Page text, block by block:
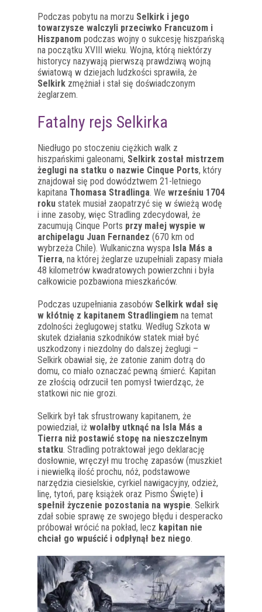
Podczas pobytu na morzu Selkirk i jego
towarzysze walczyli przeciwko Francuzom i
Hiszpanom podczas wojny o sukcesję hiszpańską
na początku XVIII wieku. Wojna, którą niektórzy
historycy nazywają pierwszą prawdziwą wojną
światową w dziejach ludzkości sprawiła, że
Selkirk zmężniał i stał się doświadczonym
żeglarzem.
Fatalny rejs Selkirka
Niedługo po stoczeniu ciężkich walk z
hiszpańskimi galeonami, Selkirk został mistrzem
żeglugi na statku o nazwie Cinque Ports, który
znajdował się pod dowództwem 21-letniego
kapitana Thomasa Stradlinga. We wrześniu 1704
roku statek musiał zaopatrzyć się w świeżą wodę
i inne zasoby, więc Stradling zdecydował, że
zacumują Cinque Ports przy małej wyspie w
archipelagu Juan Fernandez (670 km od
wybrzeża Chile). Wulkaniczna wyspa Isla Más a
Tierra, na której żeglarze uzupełniali zapasy miała
48 kilometrów kwadratowych powierzchni i była
całkowicie pozbawiona mieszkańców.
Podczas uzupełniania zasobów Selkirk wdał się
w kłótnię z kapitanem Stradlingiem na temat
zdolności żeglugowej statku. Według Szkota w
skutek działania szkodników statek miał być
uszkodzony i niezdolny do dalszej żeglugi –
Selkirk obawiał się, że zatonie zanim dotrą do
domu, co miało oznaczać pewną śmierć. Kapitan
ze złością odrzucił ten pomysł twierdząc, że
statkowi nic nie grozi.
Selkirk był tak sfrustrowany kapitanem, że
powiedział, iż wolałby utknąć na Isla Más a
Tierra niż postawić stopę na nieszczelnym
statku. Stradling potraktował jego deklarację
dosłownie, wręczył mu trochę zapasów (muszkiet
i niewielką ilość prochu, nóż, podstawowe
narzędzia ciesielskie, cyrkiel nawigacyjny, odzież,
linę, tytoń, parę książek oraz Pismo Święte) i
spełnił życzenie pozostania na wyspie. Selkirk
zdał sobie sprawę ze swojego błędu i desperacko
próbował wrócić na pokład, lecz kapitan nie
chciał go wpuścić i odpłynął bez niego.